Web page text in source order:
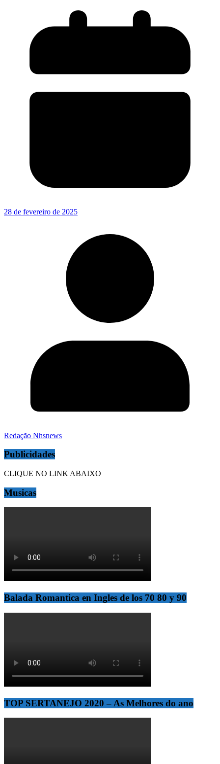
28 de fevereiro de 2025
Redação Nhsnews
Publicidades
CLIQUE NO LINK ABAIXO
Musicas
Balada Romantica en Ingles de los 70 80 y 90
TOP SERTANEJO 2020 – As Melhores do ano